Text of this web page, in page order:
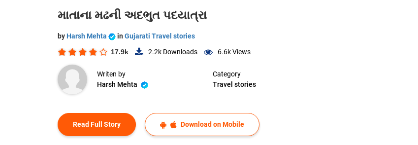
માતાના મઢની અદભુત પદયાત્રા
by Harsh Mehta in Gujarati Travel stories
17.9k 2.2k Downloads 6.6kViews
Writen by
Harsh Mehta
Category
Travel stories
Read Full Story Download on Mobile